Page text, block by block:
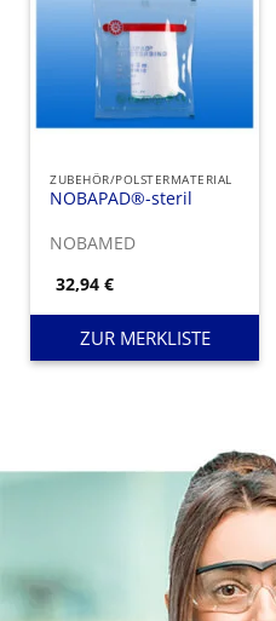
ZUBEHÖR/POLSTERMATERIAL
NOBAPAD®-steril
NOBAMED
32,94€
ZUR MERKLISTE